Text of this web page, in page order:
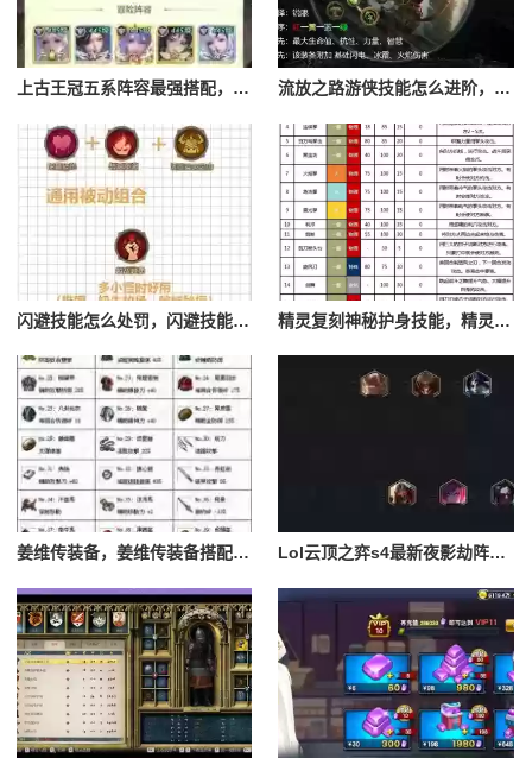
上古王冠五系阵容最强搭配，上古王冠五星排行 流放之路游侠技能怎么进阶，流放之路游侠技能怎么进阶的
闪避技能怎么处罚，闪避技能怎么处罚队友 精灵复刻神秘护身技能，精灵复刻攻略
姜维传装备，姜维传装备搭配一览表最新 Lol云顶之弈s4最新夜影劫阵容搭配，云顶之奕夜影劫阵容